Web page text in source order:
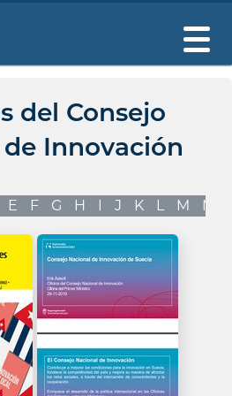
del Consejo
Innovación
E F G H I J K L M N